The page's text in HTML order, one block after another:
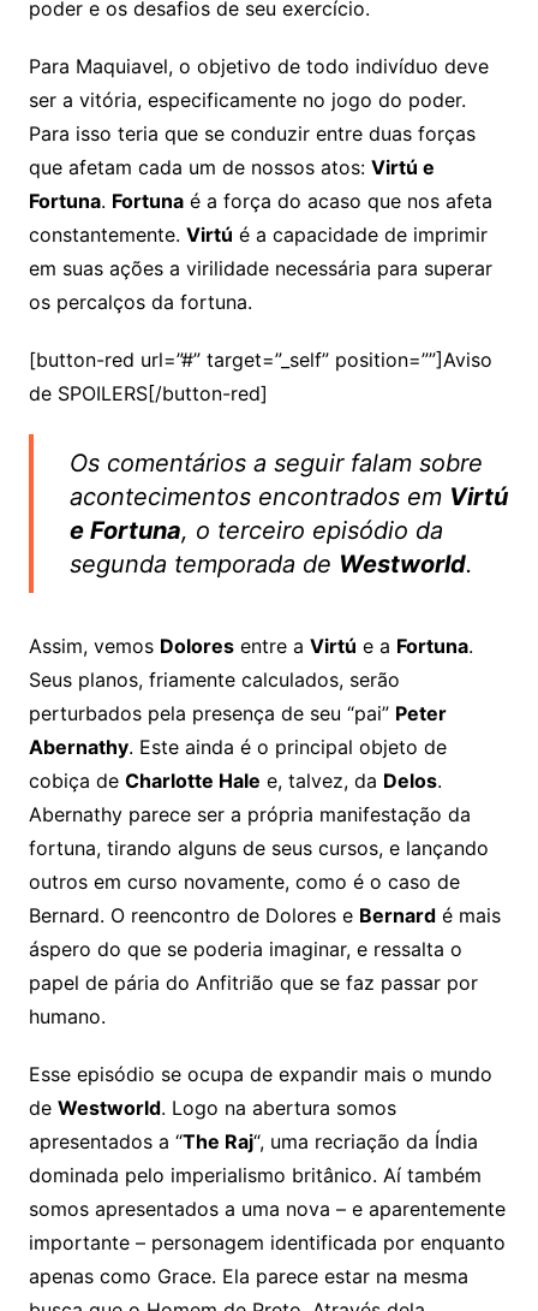
poder e os desafios de seu exercício.
Para Maquiavel, o objetivo de todo indivíduo deve
ser a vitória, especificamente no jogo do poder.
Para isso teria que se conduzir entre duas forças
que afetam cada um de nossos atos: Virtú e
Fortuna. Fortunaé a força do acaso que nos afeta
constantemente. Virtú é a capacidade de imprimir
em suas ações a virilidade necessária para superar
os percalços da fortuna.
[button-red url=”#” target=”_self” position=””]Aviso
de SPOILERS[/button-red]
Os comentários a seguir falam sobre
acontecimentos encontrados em Virtú
e Fortuna, o terceiro episódio da
segunda temporada de Westworld.
Assim, vemos Doloresentre a Virtú e a Fortuna.
Seus planos, friamente calculados, serão
perturbados pela presença de seu “pai” Peter
Abernathy. Este ainda é o principal objeto de
cobiça de Charlotte Hale e, talvez, da Delos.
Abernathy parece ser a própria manifestação da
fortuna, tirando alguns de seus cursos, e lançando
outros em curso novamente, como é o caso de
Bernard. O reencontro de Dolores e Bernardé mais
áspero do que se poderia imaginar, e ressalta o
papel de pária do Anfitrião que se faz passar por
humano.
Esse episódio se ocupa de expandir mais o mundo
de Westworld. Logo na abertura somos
apresentados a “The Raj“, uma recriação da Índia
dominada pelo imperialismo britânico. Aí também
somos apresentados a uma nova – e aparentemente
importante – personagem identificada por enquanto
apenas como Grace. Ela parece estar na mesma